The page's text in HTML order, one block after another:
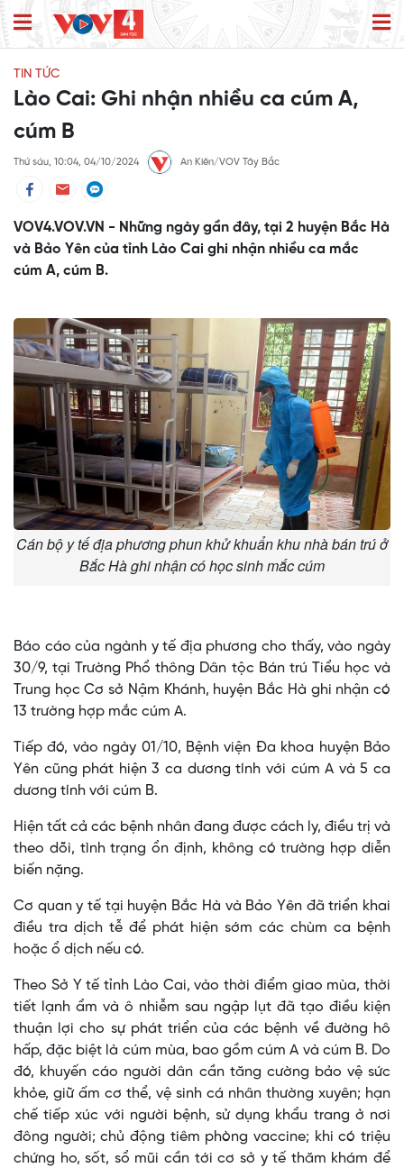
TIN TỨC
Lào Cai: Ghi nhận nhiều ca cúm A,
cúm B
Thứ sáu, 10:04, 04/10/2024 An Kiên/VOV Tây Bắc
VOV4.VOV.VN - Những ngày gần đây, tại 2 huyện Bắc Hà
và Bảo Yên của tỉnh Lào Cai ghi nhận nhiều ca mắc
cúm A, cúm B.
Cán bộ y tế địa phương phun khử khuẩn khu nhà bán trú ở
Bắc Hà ghi nhận có học sinh mắc cúm
Báo cáo của ngành y tế địa phương cho thấy, vào ngày
30/9, tại Trường Phổ thông Dân tộc Bán trú Tiểu học và
Trung học Cơ sở Nậm Khánh, huyện Bắc Hà ghi nhận có
13 trường hợp mắc cúm A.
Tiếp đó, vào ngày 01/10, Bệnh viện Đa khoa huyện Bảo
Yên cũng phát hiện 3 ca dương tính với cúm A và 5 ca
dương tính với cúm B.
Hiện tất cả các bệnh nhân đang được cách ly, điều trị và
theo dõi, tình trạng ổn định, không có trường hợp diễn
biến nặng.
Cơ quan y tế tại huyện Bắc Hà và Bảo Yên đã triển khai
điều tra dịch tễ để phát hiện sớm các chùm ca bệnh
hoặc ổ dịch nếu có.
Theo Sở Y tế tỉnh Lào Cai, vào thời điểm giao mùa, thời
tiết lạnh ẩm và ô nhiễm sau ngập lụt đã tạo điều kiện
thuận lợi cho sự phát triển của các bệnh về đường hô
hấp, đặc biệt là cúm mùa, bao gồm cúm A và cúm B. Do
đó, khuyến cáo người dân cần tăng cường bảo vệ sức
khỏe, giữ ấm cơ thể, vệ sinh cá nhân thường xuyên; hạn
chế tiếp xúc với người bệnh, sử dụng khẩu trang ở nơi
đông người; chủ động tiêm phòng vaccine; khi có triệu
chứng ho, sốt, sổ mũi cần tới cơ sở y tế thăm khám để